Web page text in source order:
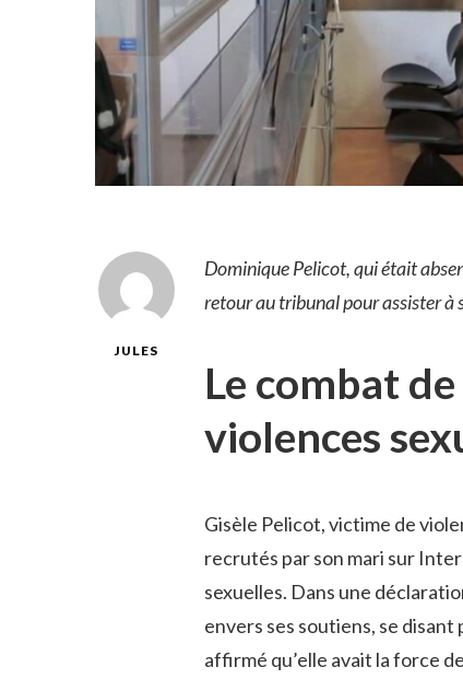
JULES
Dominique Pelicot, qui était
retour au tribunal pour assister à
Le combat
violences
Gisèle Pelicot, victime de
recrutés par son mari sur
sexuelles. Dans une
envers ses soutiens, se
affirmé qu’elle avait la force